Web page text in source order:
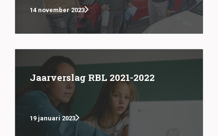
14 november 2023
Jaarverslag RBL 2021-2022
19 januari 2023